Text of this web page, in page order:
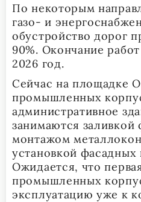
По некоторым
газо- и
обустройство дорог
90%. Окончание
2026 год.
Сейчас на площадке
промышленных
административное
занимаются заливкой
монтажом
установкой фасадных
Ожидается, что
промышленных
эксплуатацию уже к